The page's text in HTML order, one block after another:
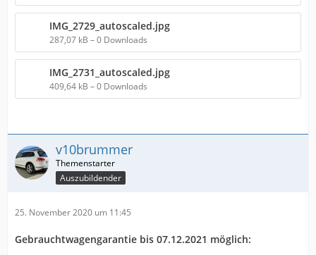
IMG_2729_autoscaled.jpg
287,07 kB – 0 Downloads
IMG_2731_autoscaled.jpg
409,64 kB – 0 Downloads
v10brummer
Auszubildender
25. November 2020 um 11:45
Gebrauchtwagengarantie bis 07.12.2021 möglich: